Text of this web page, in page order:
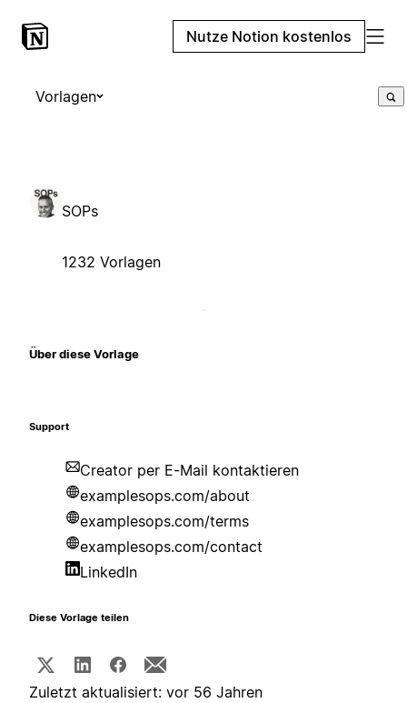
Nutze Notion kostenlos
Vorlagen
SOPs
1232 Vorlagen
Über diese Vorlage
Support
Creator per E-Mail kontaktieren
examplesops.com/about
examplesops.com/terms
examplesops.com/contact
LinkedIn
Diese Vorlage teilen
Zuletzt aktualisiert: vor 56 Jahren